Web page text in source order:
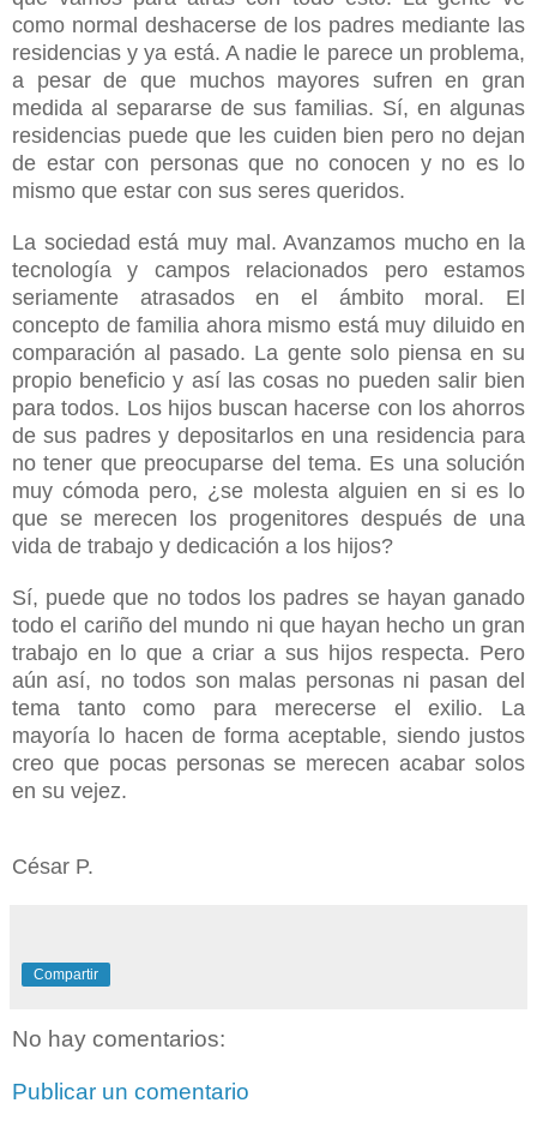
como normal deshacerse de los padres mediante las
residencias y ya está. A nadie le parece un problema,
a pesar de que muchos mayores sufren en gran
medida al separarse de sus familias. Sí, en algunas
residencias puede que les cuiden bien pero no dejan
de estar con personas que no conocen y no es lo
mismo que estar con sus seres queridos.
La sociedad está muy mal. Avanzamos mucho en la
tecnología y campos relacionados pero estamos
seriamente atrasados en el ámbito moral. El
concepto de familia ahora mismo está muy diluido en
comparación al pasado. La gente solo piensa en su
propio beneficio y así las cosas no pueden salir bien
para todos. Los hijos buscan hacerse con los ahorros
de sus padres y depositarlos en una residencia para
no tener que preocuparse del tema. Es una solución
muy cómoda pero, ¿se molesta alguien en si es lo
que se merecen los progenitores después de una
vida de trabajo y dedicación a los hijos?
Sí, puede que no todos los padres se hayan ganado
todo el cariño del mundo ni que hayan hecho un gran
trabajo en lo que a criar a sus hijos respecta. Pero
aún así, no todos son malas personas ni pasan del
tema tanto como para merecerse el exilio. La
mayoría lo hacen de forma aceptable, siendo justos
creo que pocas personas se merecen acabar solos
en su vejez.
César P.
Compartir
No hay comentarios:
Publicar un comentario